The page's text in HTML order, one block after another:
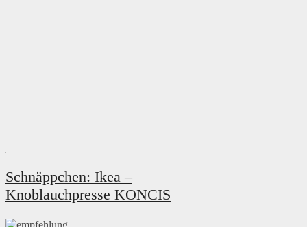
Schnäppchen: Ikea –
Knoblauchpresse KONCIS